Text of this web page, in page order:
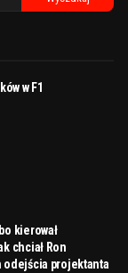
w F1
kierował
chciał Ron
odejścia projektanta